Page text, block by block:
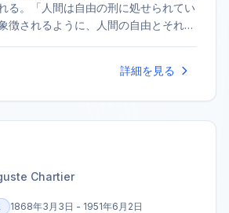
る。「人間は自由の刑に処せられてい
徴されるように、人間の自由とそれに
と無』などがある。シモーヌ・ド・ボ
詳細を見る
Chartier
1868年3月3日 - 1951年6月2日